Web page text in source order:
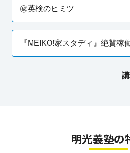
㊙英検のヒミツ
『MEIKO!家スタディ』絶賛稼
明光義塾の